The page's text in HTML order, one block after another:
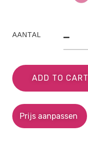
AANTAL
ADD TO CART
Prijs aanpassen